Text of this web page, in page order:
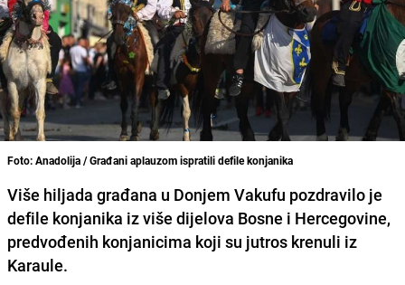
Foto: Anadolija / Građani aplauzom ispratili defile konjanika
Više hiljada građana u Donjem Vakufu pozdravilo je
defile konjanika iz više dijelova Bosne i Hercegovine,
predvođenih konjanicima koji su jutros krenuli iz
Karaule.